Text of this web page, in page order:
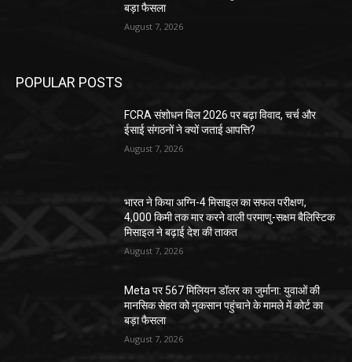
बड़ा फैसला
August 7, 2026
POPULAR POSTS
FCRA संशोधन बिल 2026 पर बढ़ा विवाद, चर्च और
ईसाई संगठनों ने क्यों जताई आपत्ति?
August 7, 2026
भारत ने किया अग्नि-4 मिसाइल का सफल परीक्षण,
4,000 किमी तक मार करने वाली परमाणु-सक्षम बैलिस्टिक
मिसाइल ने बढ़ाई देश की ताकत
August 7, 2026
Meta पर 567 मिलियन डॉलर का जुर्माना: युवाओं की
मानसिक सेहत को नुकसान पहुंचाने के मामले में कोर्ट का
बड़ा फैसला
August 7, 2026